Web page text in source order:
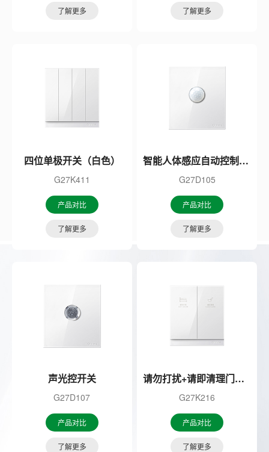
了解更多 了解更多
四位单极开关（白色）
G27K411
产品对比
了解更多
智能人体感应自动控制开关
G27D105
产品对比
了解更多
声光控开关
G27D107
产品对比
了解更多
请勿打扰+请即清理门后控制开关（白色）
G27K216
产品对比
了解更多